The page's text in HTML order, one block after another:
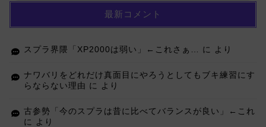
最新コメント
スプラ界隈「XP2000は弱い」←これさぁ… に より
ナワバリをどれだけ真面目にやろうとしてもブキ練習にす
らならない理由 に より
古参勢「今のスプラは昔に比べてバランスが良い」←これ
に
より